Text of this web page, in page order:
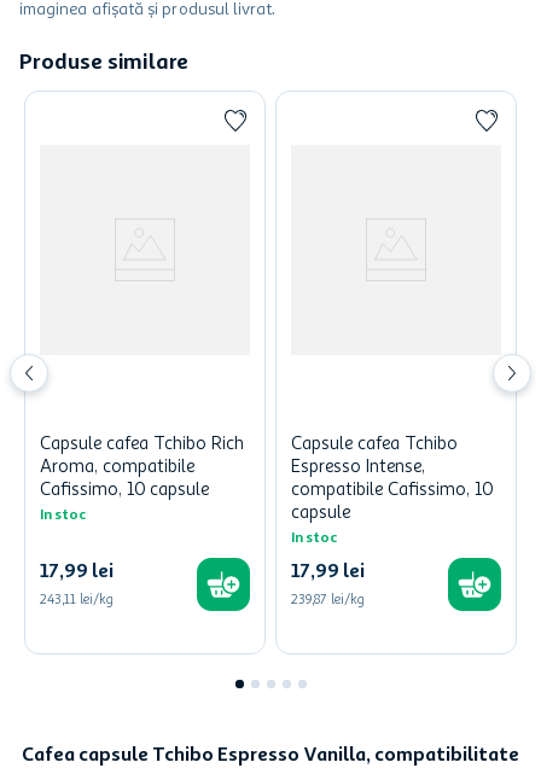
imaginea afișată și produsul livrat.
Produse similare
Capsule cafea Tchibo Rich
Aroma, compatibile
Cafissimo, 10 capsule
In stoc
17,99 lei
243,11 lei/kg
Capsule cafea Tchibo
Espresso Intense,
compatibile Cafissimo, 10
capsule
In stoc
17,99 lei
239,87 lei/kg
Cafea capsule Tchibo Espresso Vanilla, compatibilitate